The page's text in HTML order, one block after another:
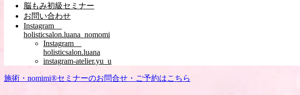
脳もみ初級セミナー
お問い合わせ
Instagram
holisticsalon.luana_nomomi
Instagram
holisticsalon.luana
instagram-atelier.yu_u
施術・nomimi®︎セミナーのお問合せ・ご予約はこちら